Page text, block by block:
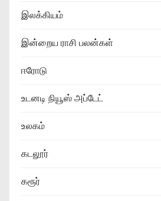
இலக்கியம்
இன்றைய ராசி பலன்கள்
ஈரோடு
உடனடி நியூஸ் அப்டேட்
உலகம்
கடலூர்
கரூர்